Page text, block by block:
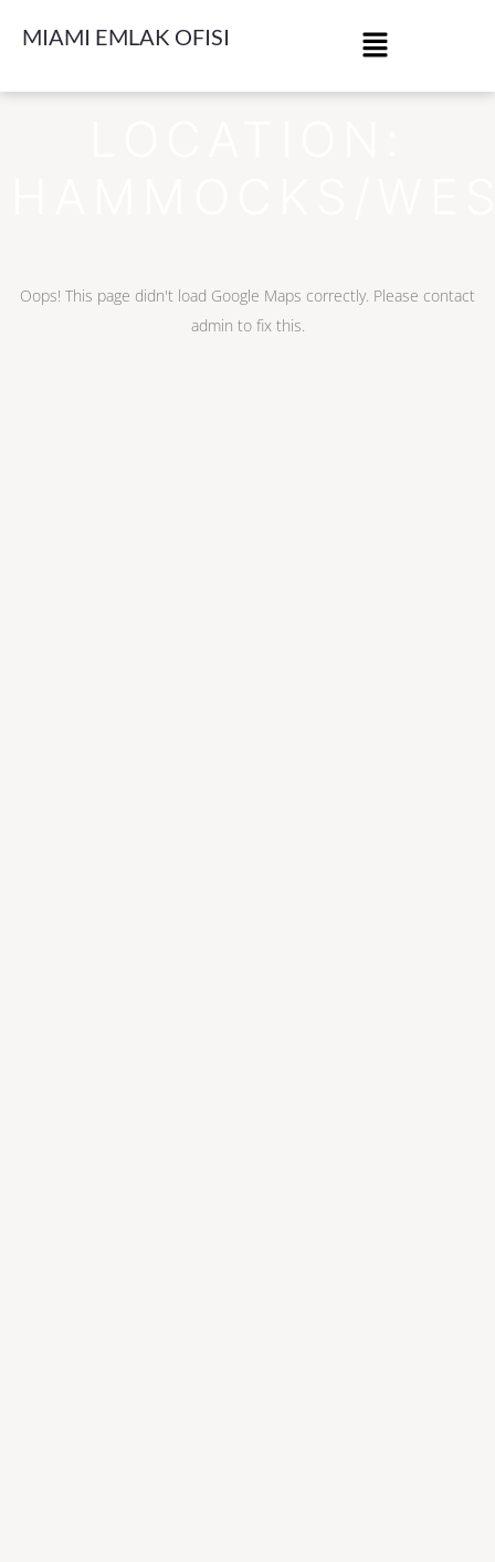
MIAMI EMLAK OFISI
Oops! This page didn't load Google Maps correctly. Please contact
admin to fix this.